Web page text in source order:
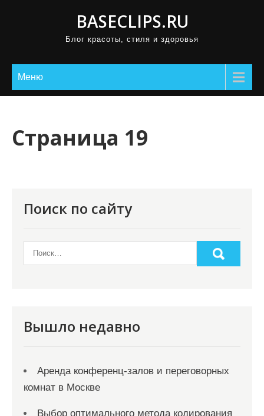
BASECLIPS.RU
Блог красоты, стиля и здоровья
Меню
Страница 19
Поиск по сайту
Вышло недавно
Аренда конференц-залов и переговорных
комнат в Москве
Выбор оптимального метода кодирования